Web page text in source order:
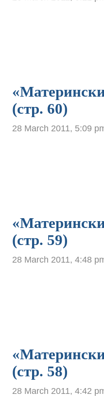
(стр. 60)
28 March 2011, 5:09
(стр. 59)
28 March 2011, 4:48
(стр. 58)
28 March 2011, 4:42